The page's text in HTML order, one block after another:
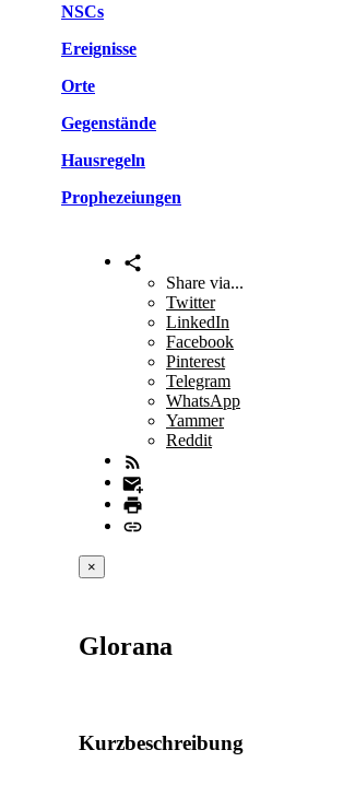
NSCs
Ereignisse
Orte
Gegenstände
Hausregeln
Prophezeiungen
Share via...
Twitter
LinkedIn
Facebook
Pinterest
Telegram
WhatsApp
Yammer
Reddit
×
Glorana
Kurzbeschreibung